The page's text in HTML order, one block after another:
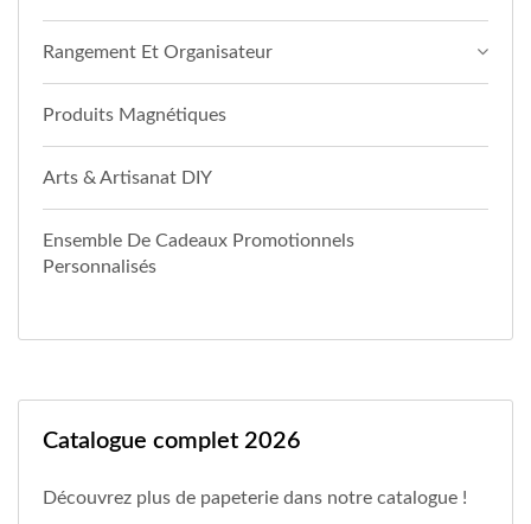
Rangement Et Organisateur
Produits Magnétiques
Arts & Artisanat DIY
Ensemble De Cadeaux Promotionnels
Personnalisés
Catalogue complet 2026
Découvrez plus de papeterie dans notre catalogue !